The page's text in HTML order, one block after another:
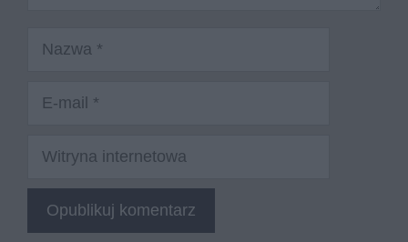
Witryna
internetowa